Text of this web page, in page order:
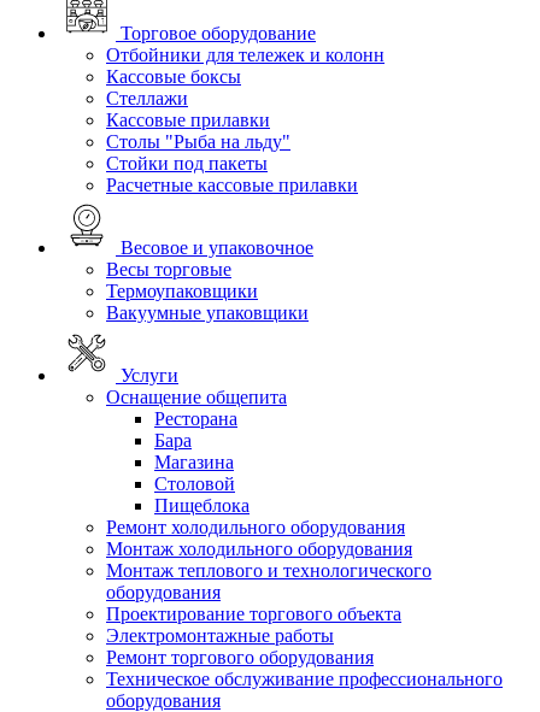
Торговое оборудование
Отбойники для тележек и колонн
Кассовые боксы
Стеллажи
Кассовые прилавки
Столы "Рыба на льду"
Стойки под пакеты
Расчетные кассовые прилавки
Весовое и упаковочное
Весы торговые
Термоупаковщики
Вакуумные упаковщики
Услуги
Оснащение общепита
Ресторана
Бара
Магазина
Столовой
Пищеблока
Ремонт холодильного оборудования
Монтаж холодильного оборудования
Монтаж теплового и технологического
оборудования
Проектирование торгового объекта
Электромонтажные работы
Ремонт торгового оборудования
Техническое обслуживание профессионального
оборудования